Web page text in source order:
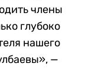
члены
глубоко
нашего
—